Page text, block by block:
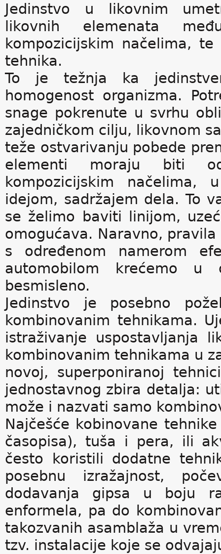
Jedinstvo u likovnim
likovnih elemenata
kompozicijskim načelima,
tehnika.
To je težnja ka
homogenost organizma.
snage pokrenute u svrhu
zajedničkom cilju, likovnom
teže ostvarivanju pobede
elementi moraju biti
kompozicijskim načelima,
idejom, sadržajem dela. To
se želimo baviti linijom,
omogućava. Naravno,
s određenom namerom
automobilom krećemo u
besmisleno.
Jedinstvo je posebno
kombinovanim tehnikama.
istraživanje uspostavljanja
kombinovanim tehnikama u
novoj, superponiranoj
jednostavnog zbira detalja:
može i nazvati samo
Najčešće kobinovane
časopisa), tuša i pera, ili
često koristili dodatne
posebnu izražajnost,
dodavanja gipsa u boju
enformela, pa do
takozvanih asamblaža u
tzv. instalacije koje se